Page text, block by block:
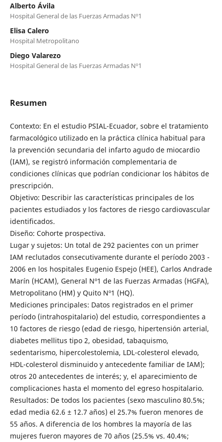
Alberto Ávila
Hospital General de las Fuerzas Armadas Nº1
Elisa Calero
Hospital Metropolitano
Diego Valarezo
Hospital General de las Fuerzas Armadas Nº1
Resumen
Contexto: En el estudio PSIAL-Ecuador, sobre el tratamiento
farmacológico utilizado en la práctica clínica habitual para
la prevención secundaria del infarto agudo de miocardio
(IAM), se registró información complementaria de
condiciones clínicas que podrían condicionar los hábitos de
prescripción.
Objetivo: Describir las características principales de los
pacientes estudiados y los factores de riesgo cardiovascular
identificados.
Diseño: Cohorte prospectiva.
Lugar y sujetos: Un total de 292 pacientes con un primer
IAM reclutados consecutivamente durante el período 2003 -
2006 en los hospitales Eugenio Espejo (HEE), Carlos Andrade
Marín (HCAM), General Nº1 de las Fuerzas Armadas (HGFA),
Metropolitano (HM) y Quito Nº1 (HQ).
Mediciones principales: Datos registrados en el primer
período (intrahospitalario) del estudio, correspondientes a
10 factores de riesgo (edad de riesgo, hipertensión arterial,
diabetes mellitus tipo 2, obesidad, tabaquismo,
sedentarismo, hipercolestolemia, LDL-colesterol elevado,
HDL-colesterol disminuido y antecedente familiar de IAM);
otros 20 antecedentes de interés; y, el aparecimiento de
complicaciones hasta el momento del egreso hospitalario.
Resultados: De todos los pacientes (sexo masculino 80.5%;
edad media 62.6 ± 12.7 años) el 25.7% fueron menores de
55 años. A diferencia de los hombres la mayoría de las
mujeres fueron mayores de 70 años (25.5% vs. 40.4%;